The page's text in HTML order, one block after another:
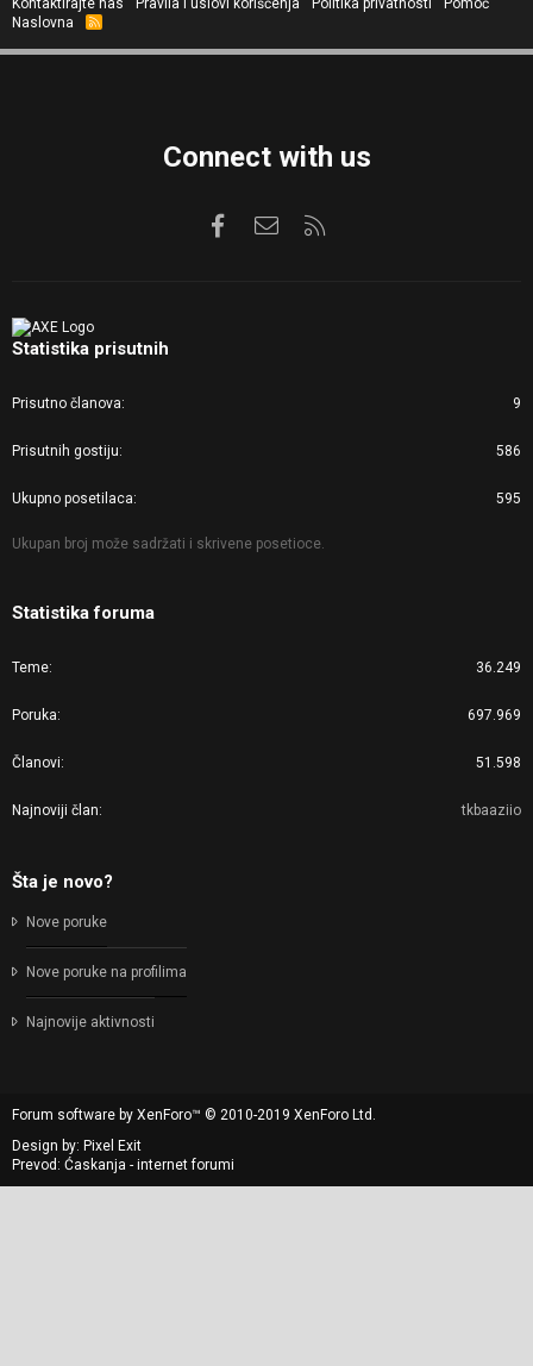
Naslovna
R
S
Connect with us
FacebookKontaktirajte nas
Statistika prisutnih
Prisutno članova 9
Prisutnih gostiju 586
Ukupno posetilaca 595
Ukupan broj može sadržati i skrivene posetioce.
Statistika foruma
Teme 36.249
Poruka 697.969
Članovi 51.598
Najnoviji član tkbaaziio
Šta je novo?
Nove poruke
Nove poruke na profilima
Najnovije aktivnosti
Forum software by XenForo™ © 2010-2019 XenForo Ltd.
Design by: Pixel Exit
Prevod: Ćaskanja - internet forumi